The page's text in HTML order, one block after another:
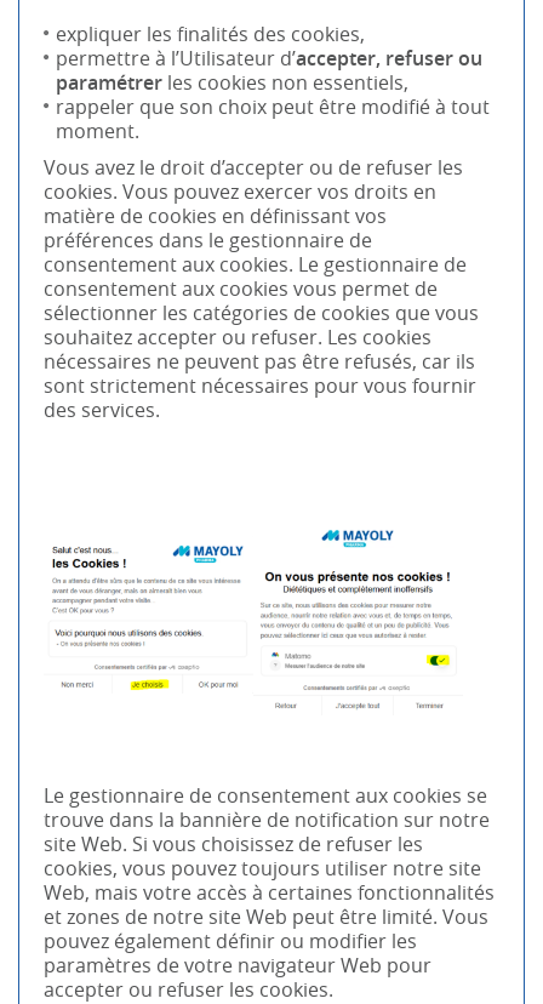
expliquer les finalités des cookies,
permettre à l’Utilisateur d’accepter, refuser ou
paramétrer les cookies non essentiels,
rappeler que son choix peut être modifié à tout
moment.
Vous avez le droit d’accepter ou de refuser les
cookies. Vous pouvez exercer vos droits en
matière de cookies en définissant vos
préférences dans le gestionnaire de
consentement aux cookies. Le gestionnaire de
consentement aux cookies vous permet de
sélectionner les catégories de cookies que vous
souhaitez accepter ou refuser. Les cookies
nécessaires ne peuvent pas être refusés, car ils
sont strictement nécessaires pour vous fournir
des services.
Le gestionnaire de consentement aux cookies se
trouve dans la bannière de notification sur notre
site Web. Si vous choisissez de refuser les
cookies, vous pouvez toujours utiliser notre site
Web, mais votre accès à certaines fonctionnalités
et zones de notre site Web peut être limité. Vous
pouvez également définir ou modifier les
paramètres de votre navigateur Web pour
accepter ou refuser les cookies.